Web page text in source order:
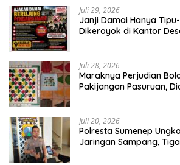
Juli 29, 2026
Janji Damai Hanya
Dikeroyok di Kantor
Juli 28, 2026
Maraknya Perjudian
Pakijangan Pasuruan,
Juli 20, 2026
Polresta Sumenep
Jaringan Sampang,